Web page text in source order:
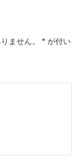
ません。 * が付い